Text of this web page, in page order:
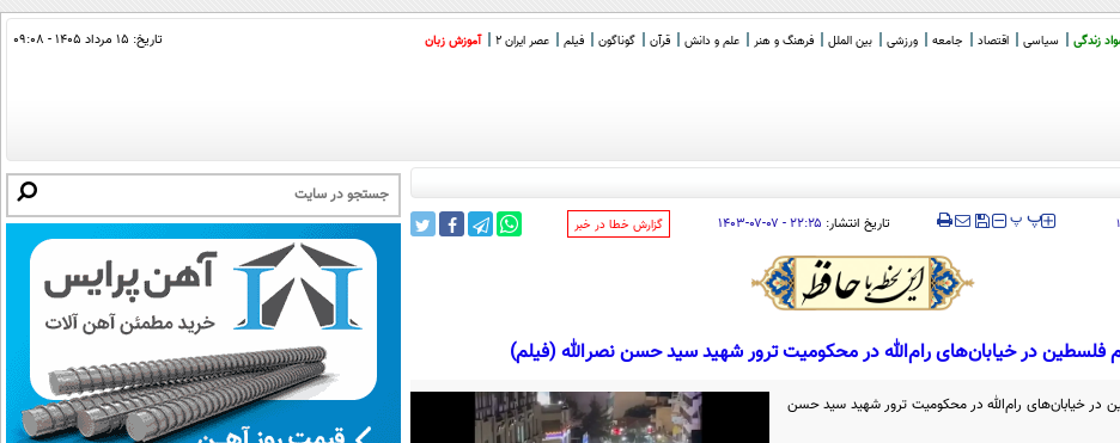
زندگی سیاسی اقتصاد جامعه ورزشی بین الملل فرهنگ و هنر علم و دانش قرآن گوناگون فیلم عصر ایران 2 آموزش زبان تاریخ: ۱۵ مرداد ۱۴۰۵ - ۰۹:۰۸
‍‍‍ پ پ تاریخ انتشار: ۲۲:۲۵ - ۰۷-۰۷-۱۴۰۳ ‌گزارش خطا در خبر
فلسطین در خیابان‌های رام‌الله در محکومیت ترور شهید سید حسن نصرالله (فیلم)
در خیابان‌های رام‌الله در محکومیت ترور شهید سید حسن